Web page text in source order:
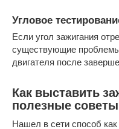
Угловое
Если угол зажигания
существующие
двигателя после
Как выставить
полезные советы
Нашел в сети способ как